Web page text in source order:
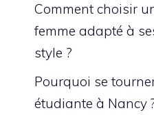
Comment choisir
femme adapté à
style ?
Pourquoi se
étudiante à Nancy